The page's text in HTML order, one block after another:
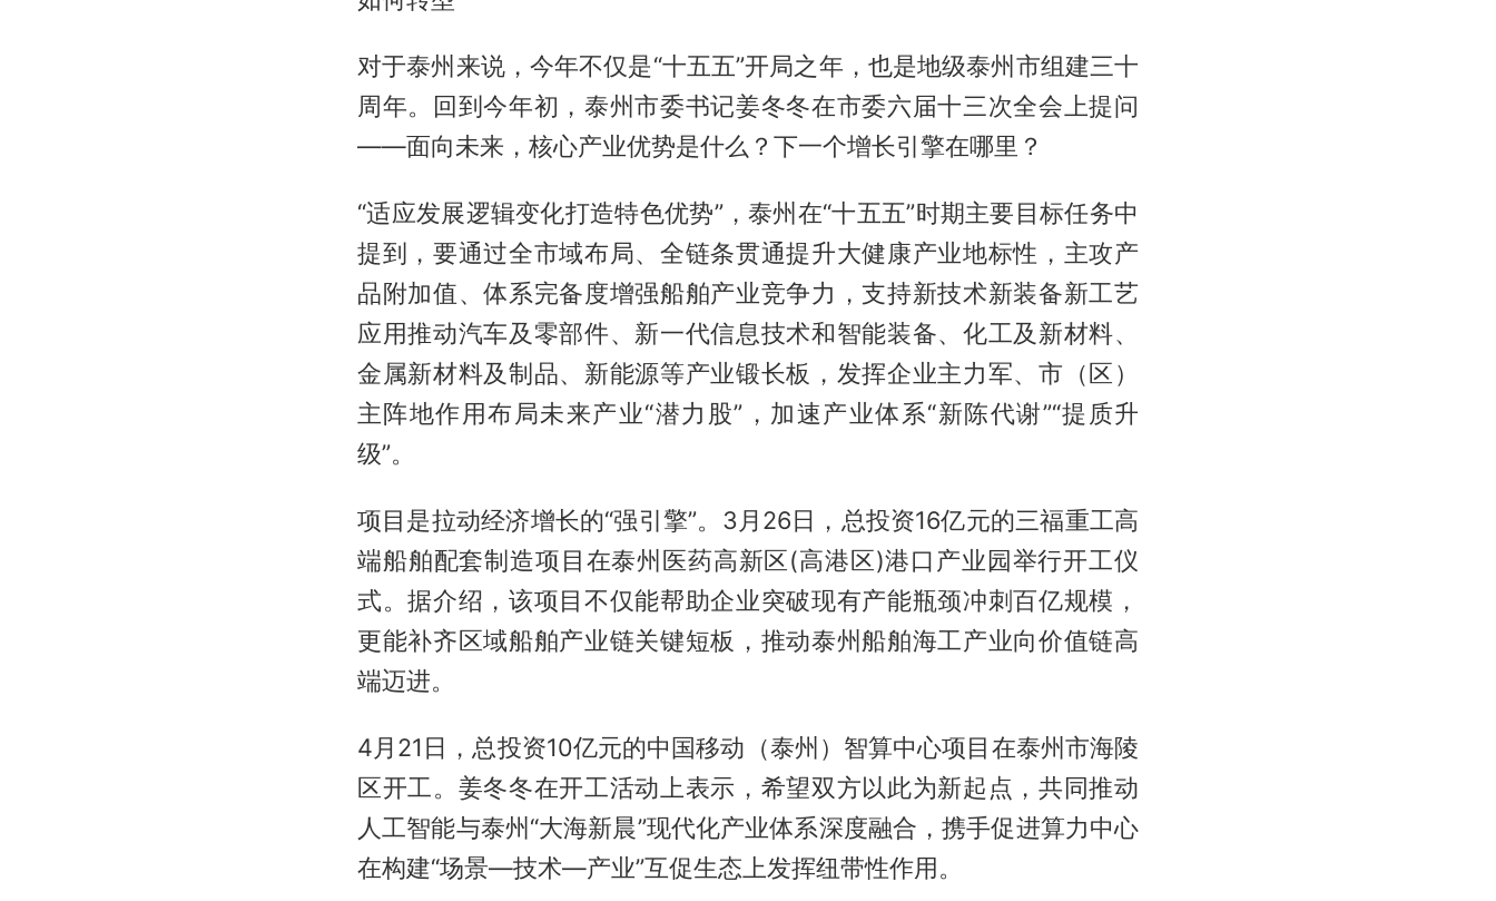
对于泰州来说，今年不仅是“十五五”开局之年，也是地级泰州市组建三十
周年。回到今年初，泰州市委书记姜冬冬在市委六届十三次全会上提问
——面向未来，核心产业优势是什么？下一个增长引擎在哪里？
“适应发展逻辑变化打造特色优势”，泰州在“十五五”时期主要目标任务中
提到，要通过全市域布局、全链条贯通提升大健康产业地标性，主攻产
品附加值、体系完备度增强船舶产业竞争力，支持新技术新装备新工艺
应用推动汽车及零部件、新一代信息技术和智能装备、化工及新材料、
金属新材料及制品、新能源等产业锻长板，发挥企业主力军、市（区）
主阵地作用布局未来产业“潜力股”，加速产业体系“新陈代谢”“提质升
级”。
项目是拉动经济增长的“强引擎”。3月26日，总投资16亿元的三福重工高
端船舶配套制造项目在泰州医药高新区(高港区)港口产业园举行开工仪
式。据介绍，该项目不仅能帮助企业突破现有产能瓶颈冲刺百亿规模，
更能补齐区域船舶产业链关键短板，推动泰州船舶海工产业向价值链高
端迈进。
4月21日，总投资10亿元的中国移动（泰州）智算中心项目在泰州市海陵
区开工。姜冬冬在开工活动上表示，希望双方以此为新起点，共同推动
人工智能与泰州“大海新晨”现代化产业体系深度融合，携手促进算力中心
在构建“场景—技术—产业”互促生态上发挥纽带性作用。